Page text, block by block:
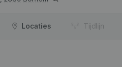
Locaties Tijdlijn